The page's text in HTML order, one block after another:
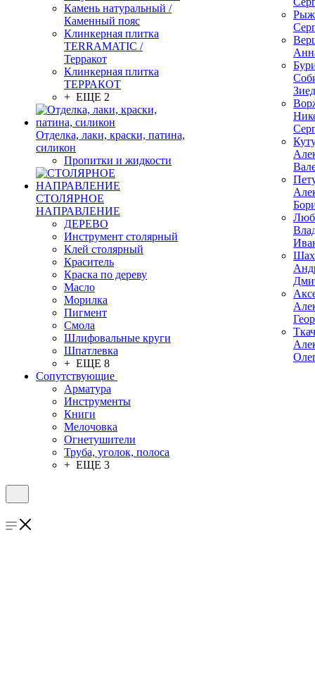
Камень натуральный /
Каменный пояс
Клинкерная плитка
TERRAMATIC /
Терракот
Клинкерная плитка
ТЕРРАКОТ
+ ЕЩЕ 2
Отделка, лаки, краски, патина,
силикон
Пропитки и жидкости
СТОЛЯРНОЕ
НАПРАВЛЕНИЕ
ДЕРЕВО
Инструмент столярный
Клей столярный
Краситель
Краска по дереву
Масло
Морилка
Пигмент
Смола
Шлифовальные круги
Шпатлевка
+ ЕЩЕ 8
Сопутствующие
Арматура
Инструменты
Книги
Мелочовка
Огнетушители
Труба, уголок, полоса
+ ЕЩЕ 3